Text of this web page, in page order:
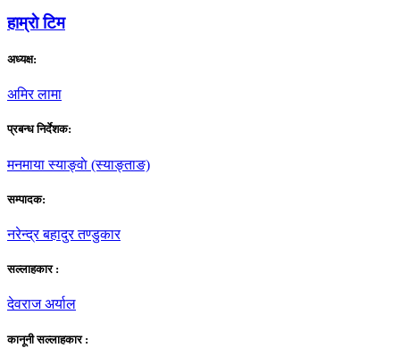
हाम्राे टिम
अध्यक्ष:
अमिर लामा
प्रबन्ध निर्देशक:
मनमाया स्याङ्वाे (स्याङ्ताङ)
सम्पादक:
नरेन्द्र बहादुर तण्डुकार
सल्लाहकार :
देवराज अर्याल
कानूनी सल्लाहकार :